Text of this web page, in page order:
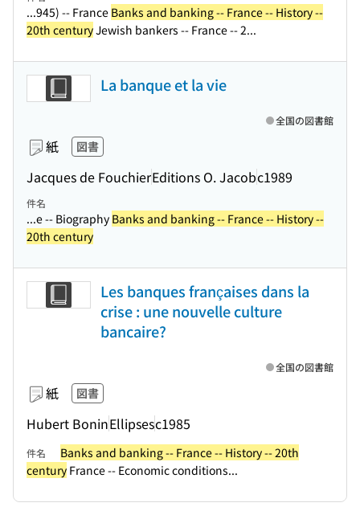
...945) -- France Banks and banking -- France -- History --
20th centuryJewish bankers -- France -- 2...
La banque et la vie
紙 図書
Jacques de FouchierEditions O. Jacobc1989
全国の図書館
件名
...e -- Biography Banks and banking -- France -- History --
20th century
Les banques françaises dans la
crise : une nouvelle culture
bancaire?
紙 図書
Hubert BoninEllipsesc1985
全国の図書館
件名
Banks and banking -- France -- History -- 20th
century France -- Economic conditions...